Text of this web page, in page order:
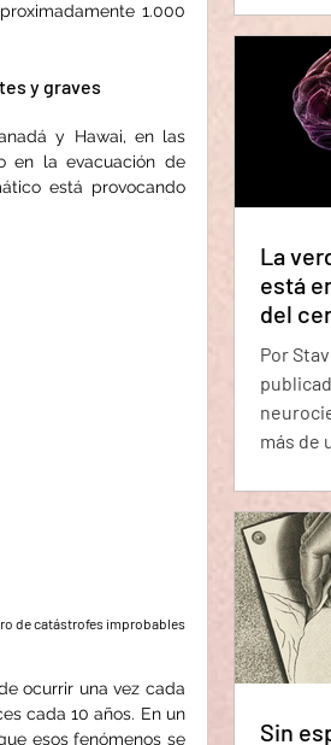
1.000
y graves
y Hawai, en las
en la evacuación de
está provocando
de catástrofes improbables
ocurrir una vez cada
cada 10 años. En un
esos fenómenos se
estaba
La
está
del
que la
Por
más de
del
estado
concienc
Sin